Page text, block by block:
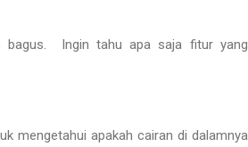
bagus. Ingin tahu apa saja fitur yang
mengetahui apakah cairan di dalamnya